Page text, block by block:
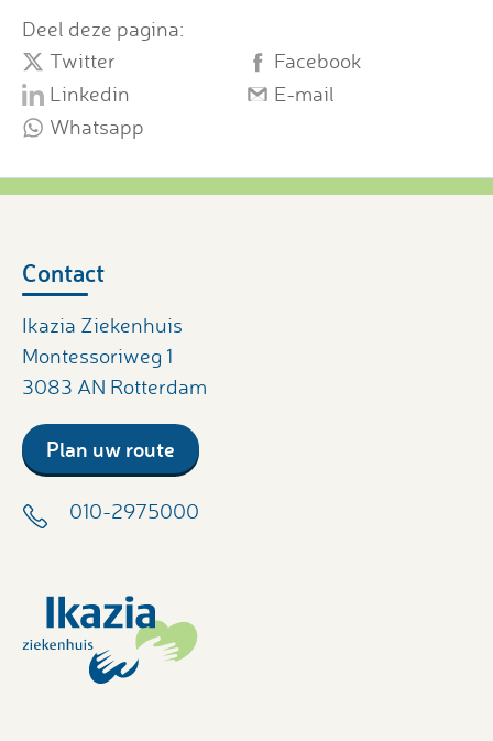
Deel deze pagina:
Twitter
Facebook
Linkedin
E-mail
Whatsapp
Contact
Ikazia Ziekenhuis
Montessoriweg 1
3083 AN Rotterdam
Plan uw route
010-2975000